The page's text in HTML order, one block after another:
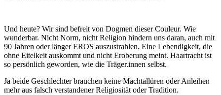
Und heute? Wir sind befreit von Dogmen dieser Couleur. Wie
wunderbar. Nicht Norm, nicht Religion hindern uns daran, auch mit
90 Jahren oder länger EROS auszustrahlen. Eine Lebendigkeit, die
ohne Eitelkeit auskommt und nicht Eroberung meint. Haartracht ist
so persönlich geworden, wie die Träger.innen selbst.
Ja beide Geschlechter brauchen keine Machtallüren oder Anleihen
mehr aus falsch verstandener Religiosität oder Tradition.